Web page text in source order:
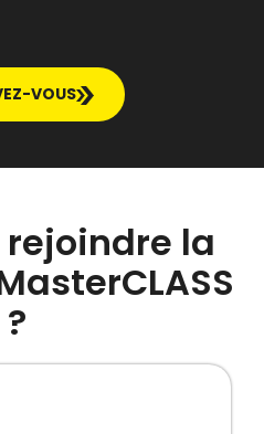
VOUS
la
?